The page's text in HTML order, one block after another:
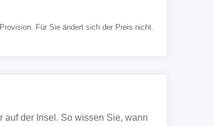
Für Sie ändert sich der Preis nicht.
auf der Insel. So wissen Sie, wann